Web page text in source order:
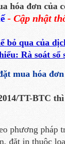
hóa đơn của
- Cập nhật
bỏ qua của
Rà soát sổ
mua hóa
TT-BTC thì
phương pháp
đặt in thuộc